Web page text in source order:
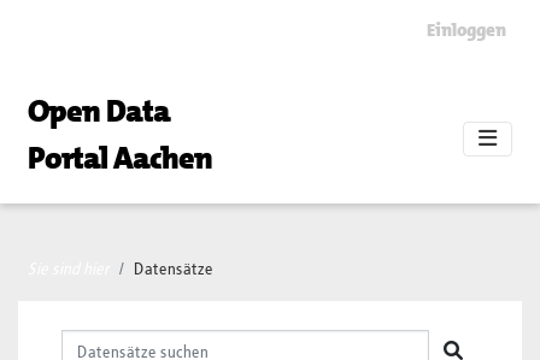
Einloggen
Open Data
Portal Aachen
Datensätze